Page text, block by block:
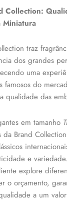
por
por
9,21sem juros
Collection:
Miniatura
traz
dos grandes
uma
famosos do
qualidade das
em tamanho
Brand
e
explore
o orçamento,
a um